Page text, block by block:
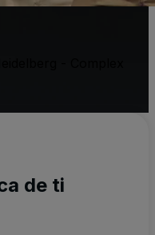
de ti